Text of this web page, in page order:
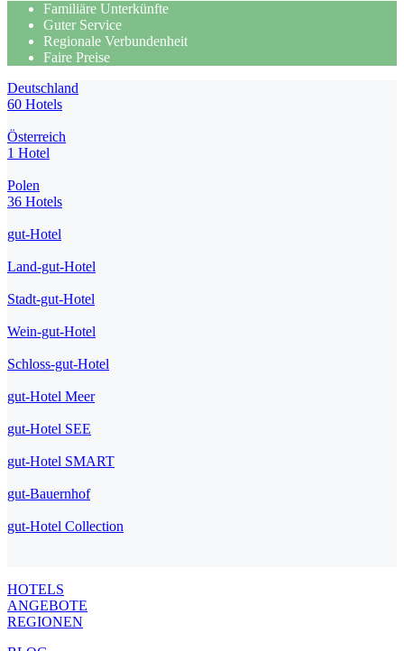
Familiäre Unterkünfte
Guter Service
Regionale Verbundenheit
Faire Preise
Deutschland
60 Hotels
Österreich
1 Hotel
Polen
36 Hotels
gut-Hotel
Land-gut-Hotel
Stadt-gut-Hotel
Wein-gut-Hotel
Schloss-gut-Hotel
gut-Hotel Meer
gut-Hotel SEE
gut-Hotel SMART
gut-Bauernhof
gut-Hotel Collection
HOTELS
ANGEBOTE
REGIONEN